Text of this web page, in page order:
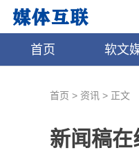
首页 软文
首页 > 资讯 > 正文
新闻稿